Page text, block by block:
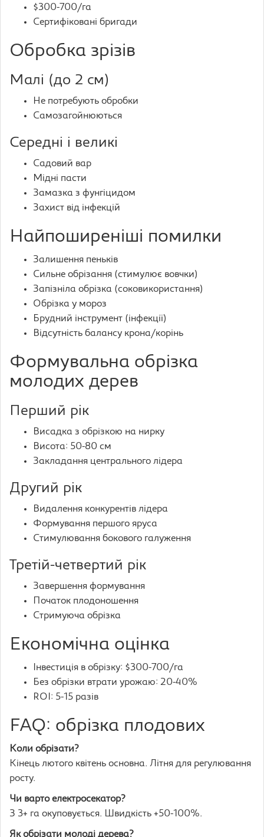
$300-700/га
Сертифіковані бригади
Обробка зрізів
Малі (до 2 см)
Не потребують обробки
Самозагойнюються
Середні і великі
Садовий вар
Мідні пасти
Замазка з фунгіцидом
Захист від інфекцій
Найпоширеніші помилки
Залишення пеньків
Сильне обрізання (стимулює вовчки)
Запізніла обрізка (соковикористання)
Обрізка у мороз
Брудний інструмент (інфекції)
Відсутність балансу крона/корінь
Формувальна обрізка
молодих дерев
Перший рік
Висадка з обрізкою на нирку
Висота: 50-80 см
Закладання центрального лідера
Другий рік
Видалення конкурентів лідера
Формування першого яруса
Стимулювання бокового галуження
Третій-четвертий рік
Завершення формування
Початок плодоношення
Стримуюча обрізка
Економічна оцінка
Інвестиція в обрізку: $300-700/га
Без обрізки втрати урожаю: 20-40%
ROI: 5-15 разів
FAQ: обрізка плодових
Коли обрізати?
Кінець лютого квітень основна. Літня для регулювання
росту.
Чи варто електросекатор?
З 3+ га окуповується. Швидкість +50-100%.
Як обрізати молоді дерева?